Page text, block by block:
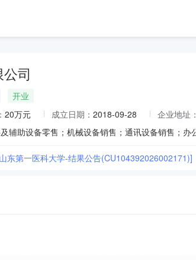
司
开业
20万元 成立日期： 2018-09-28 企业地址：
东第一医科大学-结果公告(CU104392026002171)]